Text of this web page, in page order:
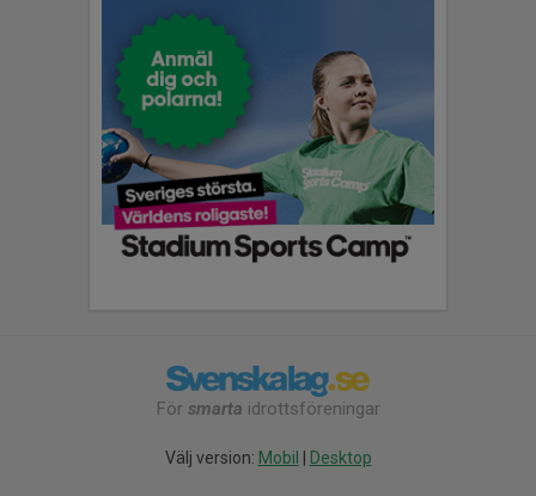
För smarta idrottsföreningar
Välj version: Mobil Desktop